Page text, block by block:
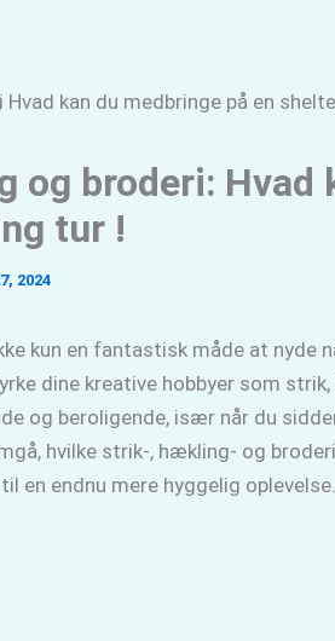
og broderi: Hvad
tur !
2024
kun en fantastisk måde at nyde
dine kreative hobbyer som
og beroligende, især når du
hvilke strik-, hækling- og
en endnu mere hyggelig oplevelse.